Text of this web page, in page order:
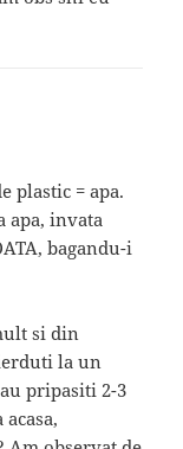
plastic = apa.
apa, invata
bagandu-i
si din
la un
pripasiti 2-3